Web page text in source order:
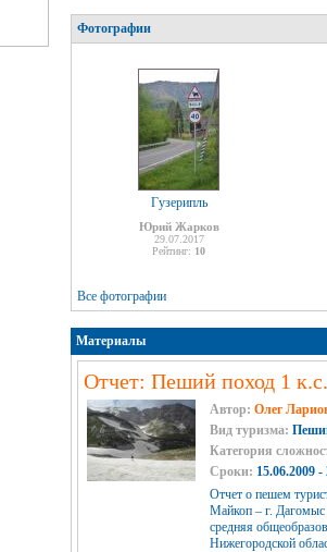
Фотографии
Гузерипль
Юрий Жарков
29.07.2017
Рейтинг: 10
Все фотографии
Материалы
Отчет: Пеший поход 1
Автор: Олег
Вид туризма:
Категория
Сроки: 15.06.2009 -
Отчет о пешем
Майкоп – г.
средняя
Нижегородской